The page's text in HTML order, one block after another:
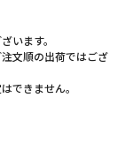
います。
文順の出荷ではござ
できません。